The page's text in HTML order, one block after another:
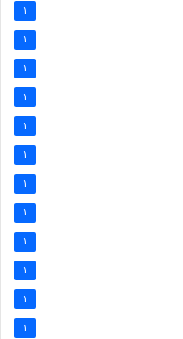
1
1
1
1
1
1
1
1
1
1
1
1